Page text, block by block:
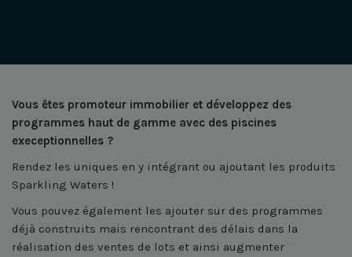
Vous êtes promoteur immobilier et développez des
programmes haut de gamme avec des piscines
execeptionnelles ?
Rendez les uniques en y intégrant ou ajoutant les produits
Sparkling Waters !
Vous pouvez également les ajouter sur des programmes
déjà construits mais rencontrant des délais dans la
réalisation des ventes de lots et ainsi augmenter